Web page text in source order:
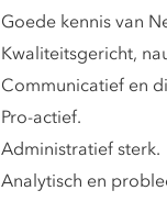
Goede kennis van
Kwaliteitsgericht,
Communicatief en
Pro-actief.
Administratief sterk.
Analytisch en